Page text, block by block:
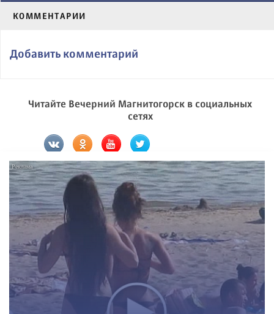
КОММЕНТАРИИ
Добавить комментарий
Читайте Вечерний Магнитогорск в социальных
сетях